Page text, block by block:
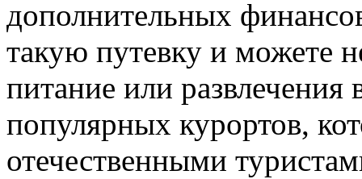
дополнительных
такую путевку и можете
питание или развлечения
популярных курортов,
отечественными